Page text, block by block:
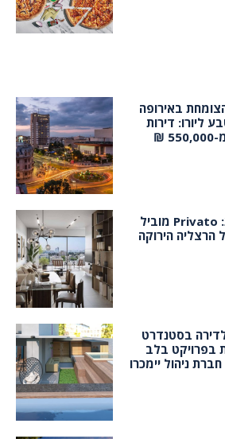
באירופה
ליורו: דירות
₪
חלון לאורבניות מפנקת: Privato מוביל
הירוקה
ש”ח לדירה בסטנדרט
בפרויקט בלב
ניהול יימכרו